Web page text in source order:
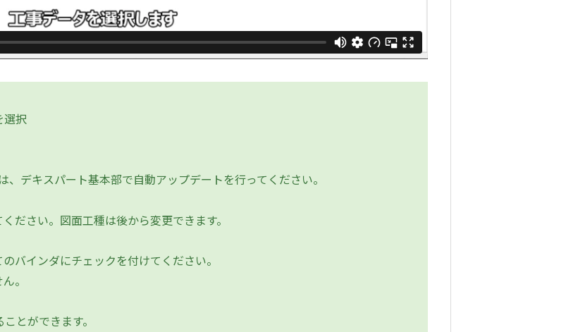
択
デキスパート基本部で自動アップデートを行ってください。
ださい。図面工種は後から変更できます。
バインダにチェックを付けてください。
。
とができます。